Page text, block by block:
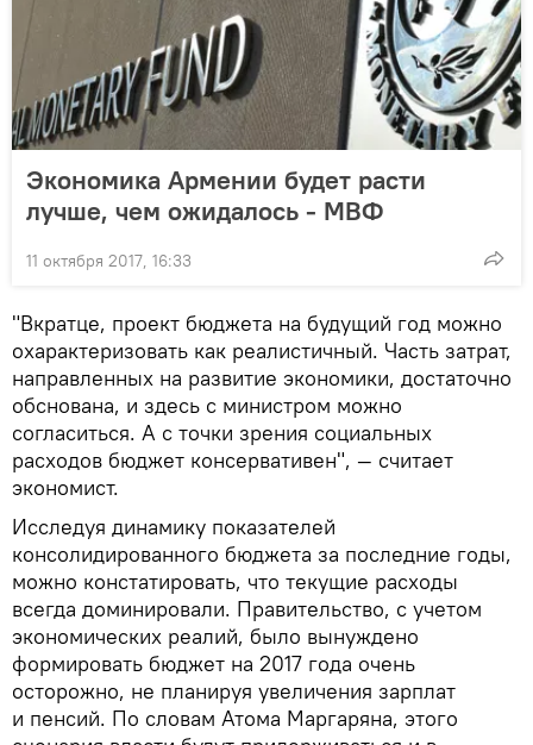
Экономика Армении будет расти
лучше, чем ожидалось - МВФ
11 октября 2017, 16:33
"Вкратце, проект бюджета на будущий год можно
охарактеризовать как реалистичный. Часть затрат,
направленных на развитие экономики, достаточно
обснована, и здесь с министром можно
согласиться. А с точки зрения социальных
расходов бюджет консервативен", — считает
экономист.
Исследуя динамику показателей
консолидированного бюджета за последние годы,
можно констатировать, что текущие расходы
всегда доминировали. Правительство, с учетом
экономических реалий, было вынуждено
формировать бюджет на 2017 года очень
осторожно, не планируя увеличения зарплат
и пенсий. По словам Атома Маргаряна, этого